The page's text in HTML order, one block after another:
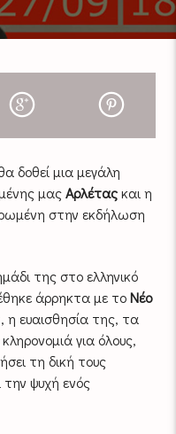
δοθεί μια μεγάλη
μαςΑρλέταςκαι η
στην εκδήλωση
της στο ελληνικό
άρρηκτα με τοΝέο
ευαισθησία της, τα
για όλους,
τη δική τους
ψυχή ενός